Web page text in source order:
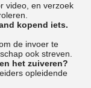
video, en verzoek
kopend iets.
de invoer te
ook streven.
het zuiveren?
opleidende